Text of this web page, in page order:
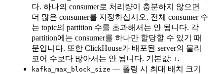
다. 하나의 consumer로 처리량이 충분하지 않으면
더 많은 consumer를 지정하십시오. 전체 consumer 수
는 topic의 partition 수를 초과해서는 안 됩니다. 각
partition에는 consumer를 하나만 할당할 수 있기 때
문입니다. 또한 ClickHouse가 배포된 server의 물리
코어 수보다 많아서는 안 됩니다. 기본값: 1.
kafka_max_block_size — 폴링 시 최대 배치 크기